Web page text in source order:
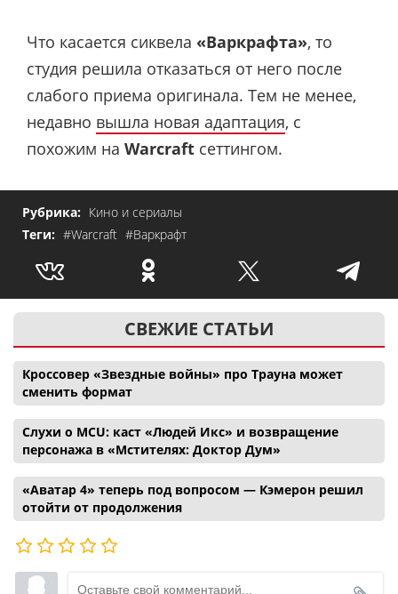
Что касается сиквела «Варкрафта», то
студия решила отказаться от него после
слабого приема оригинала. Тем не менее,
недавно вышла новая адаптация, с
похожим на Warcraft сеттингом.
Рубрика: Кино и сериалы
Теги: #Warcraft #Варкрафт
СВЕЖИЕ СТАТЬИ
Кроссовер «Звездные войны» про Трауна может
сменить формат
Слухи о MCU: каст «Людей Икс» и возвращение
персонажа в «Мстителях: Доктор Дум»
«Аватар 4» теперь под вопросом — Кэмерон решил
отойти от продолжения